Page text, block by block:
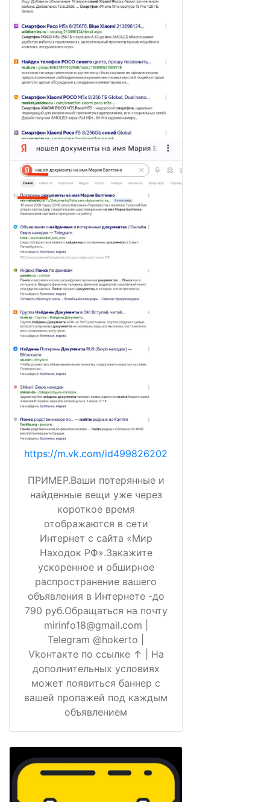
https://m.vk.com/id499826202
ПРИМЕР.Ваши потерянные и
найденные вещи уже через
короткое время
отображаются в сети
Интернет с сайта «Мир
Находок РФ».Закажите
ускоренное и обширное
распространение вашего
объявления в Интернете -до
790 руб.Обращаться на почту
mirinfo18@gmail.com |
Telegram @hokerto |
Vkонтакте по ссылке ↑ | На
дополнительных условиях
может появиться баннер с
вашей пропажей под каждым
объявлением